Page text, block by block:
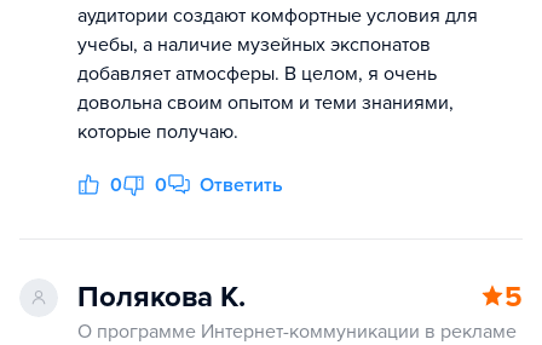
аудитории создают комфортные условия для
учебы, а наличие музейных экспонатов
добавляет атмосферы. В целом, я очень
довольна своим опытом и теми знаниями,
которые получаю.
0 0 Ответить
Полякова К. 5
О программе Интернет-коммуникации в рекламе